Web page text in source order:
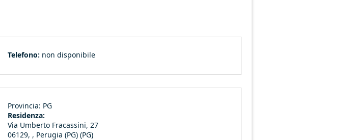
Telefono: non disponibile
Provincia: PG
Residenza:
Via Umberto Fracassini, 27
06129, , Perugia (PG) (PG)